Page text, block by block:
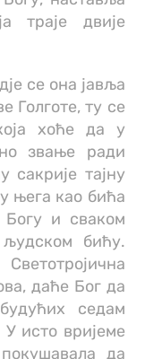
траје двије
се она јавља
Голготе, ту се
хоће да у
звање ради
сакрије тајну
њега као бића
и сваком
бићу.
даће Бог да
седам
исто вријеме
да